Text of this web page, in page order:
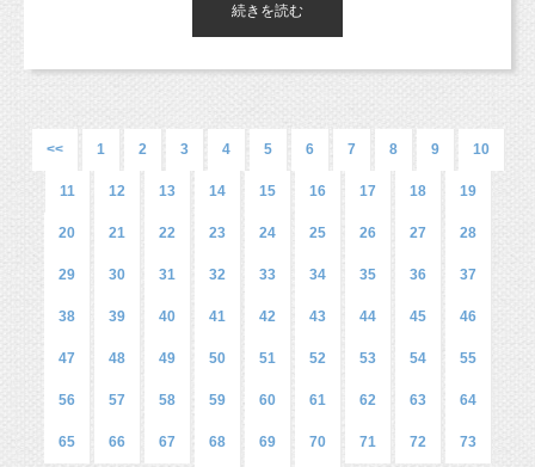
かく。
全く知らない小さなお店の小さな広告、
しかも周りにも似たような広告が並んでいるよ
それに、記事ページだって、隅から隅まで読み
巷にはたくさんの「起業塾」があるのです
が・・・
私自身、興味を持ったものには、
メルマガ登録してみたり、
参加してみたりと行動に移しています。
そんな中でも、
思います。
半年ほど前の話なので、
先日、出張撮影で七五三の撮影をさせていただ
当日はいいお天気で晴れ間も見え
太陽が出てくれたので、
続きを読む
<< 1 2 3 4 5 6 7 8 9 10
11 12 13 14 15 16 17 18 19
20 21 22 23 24 25 26 27 28
29 30 31 32 33 34 35 36 37
38 39 40 41 42 43 44 45 46
47 48 49 50 51 52 53 54 55
56 57 58 59 60 61 62 63 64
65 66 67 68 69 70 71 72 73